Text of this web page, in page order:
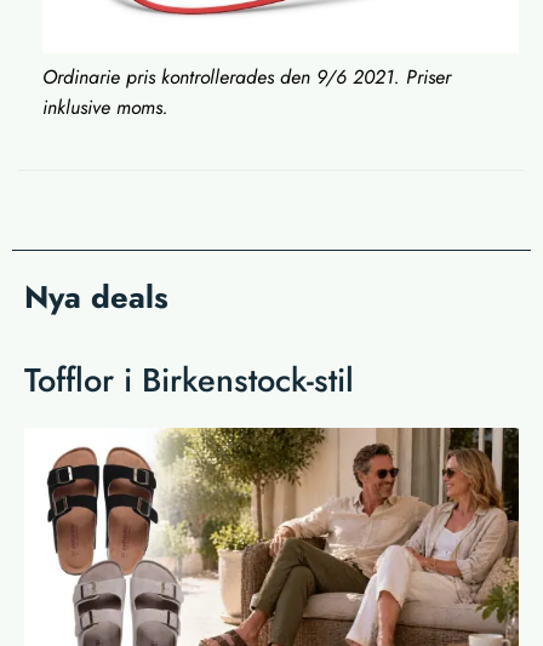
Ordinarie pris kontrollerades den 9/6 2021. Priser
inklusive moms.
Nya deals
Tofflor i Birkenstock-stil